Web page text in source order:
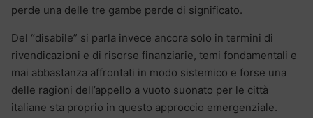
perde una delle tre gambe perde di significato.
Del “disabile” si parla invece ancora solo in termini di
rivendicazioni e di risorse finanziarie, temi fondamentali e
mai abbastanza affrontati in modo sistemico e forse una
delle ragioni dell’appello a vuoto suonato per le città
italiane sta proprio in questo approccio emergenziale.